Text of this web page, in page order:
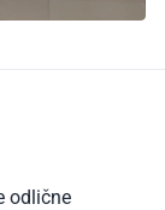
odlične